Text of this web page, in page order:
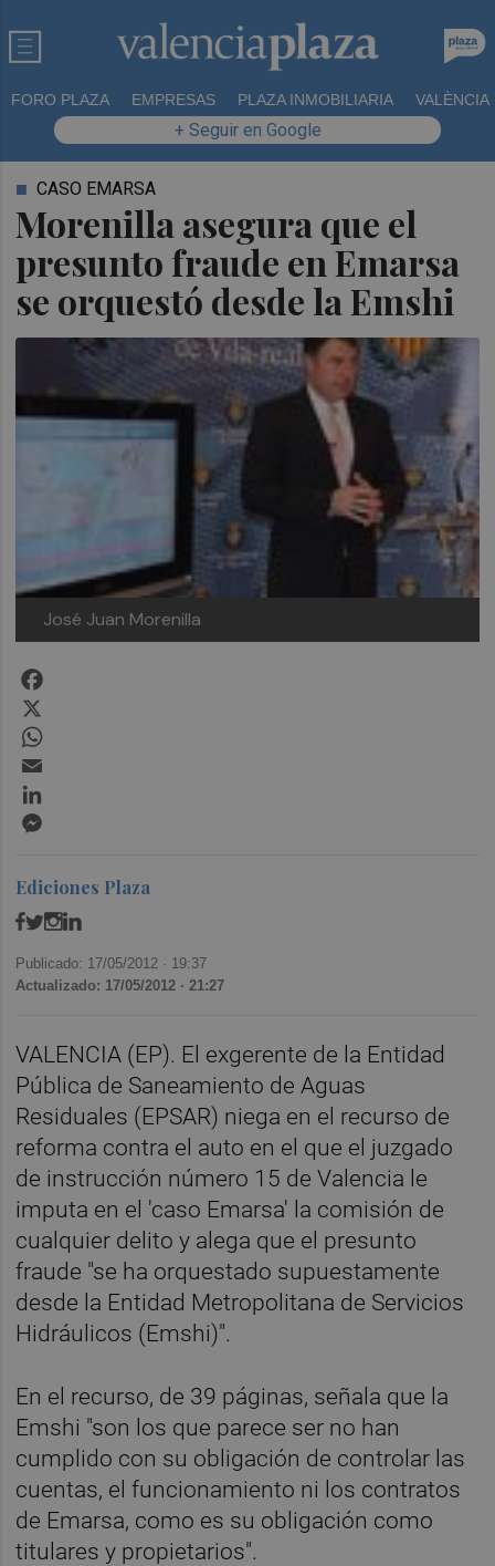
FORO PLAZA EMPRESAS PLAZA INMOBILIARIA VALÈNCIA
+ Seguir en Google
Morenilla asegura que el
presunto fraude en Emarsa
se orquestó desde la Emshi
CASO EMARSA
José Juan Morenilla
Ediciones Plaza
Publicado: 17/05/2012 · 19:37
Actualizado: 17/05/2012 · 21:27
VALENCIA (EP). El exgerente de la Entidad
Pública de Saneamiento de Aguas
Residuales (EPSAR) niega en el recurso de
reforma contra el auto en el que el juzgado
de instrucción número 15 de Valencia le
imputa en el 'caso Emarsa' la comisión de
cualquier delito y alega que el presunto
fraude "se ha orquestado supuestamente
desde la Entidad Metropolitana de Servicios
Hidráulicos (Emshi)".
En el recurso, de 39 páginas, señala que la
Emshi "son los que parece ser no han
cumplido con su obligación de controlar las
cuentas, el funcionamiento ni los contratos
de Emarsa, como es su obligación como
titulares y propietarios".